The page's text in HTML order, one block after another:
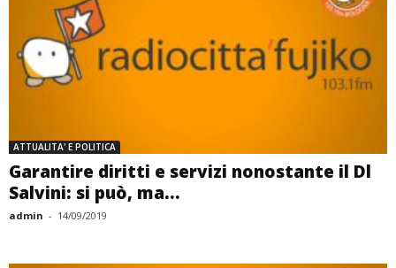
ATTUALITA' E POLITICA
Garantire diritti e servizi nonostante il Dl
Salvini: si può, ma...
admin - 14/09/2019